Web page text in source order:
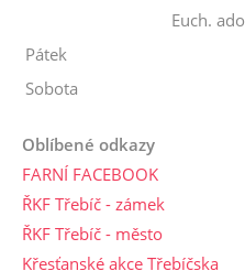
Euch.
Pátek
Sobota
Oblíbené odkazy
FARNÍ FACEBOOK
ŘKF Třebíč - zámek
ŘKF Třebíč - město
Křesťanské akce Třebíčska